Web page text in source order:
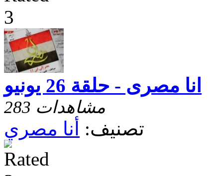
انا مصرى - حلقة 26 يونيو
283 مشاهدات
تصنيف: أنا مصري